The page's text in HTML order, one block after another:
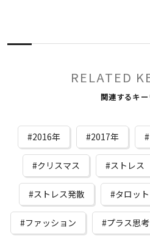
RELATED
関連するキー
2016年 2017年
クリスマス ストレス
ストレス発散 タロット
ファッション プラス思考